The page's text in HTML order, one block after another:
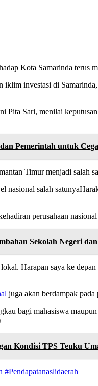
Kota Samarinda terus
investasi di
Sari, menilai
Pemerintah untuk
Timur menjadi salah
nasional salah
perusahaan
Sekolah Negeri
Harapan saya ke
juga akan berdampak
bagi mahasiswa
Kondisi TPS Teuku
#Pendapatanaslidaerah